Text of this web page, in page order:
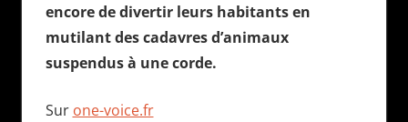
encore de divertir leurs habitants en
mutilant des cadavres d’animaux
suspendus à une corde.
Sur one-voice.fr